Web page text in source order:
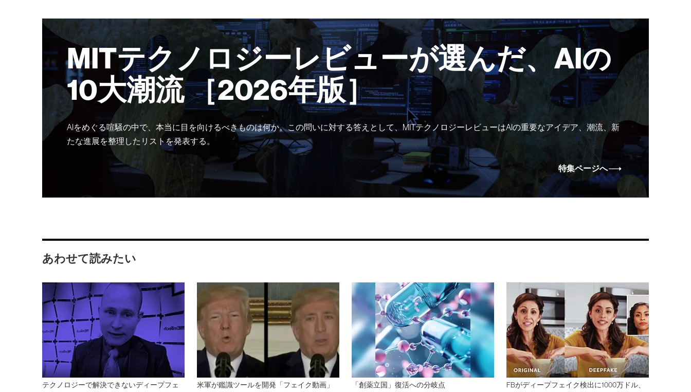
MITテクノロジーレビューが選んだ、AIの
10大潮流 ［2026年版］
AIをめぐる喧騒の中で、本当に目を向けるべきものは何か。この問いに対する答えとして、MITテクノロジーレビューはAIの重要なアイデア、潮流、新
たな進展を整理したリストを発表する。
特集ページへ
あわせて読みたい
テクノロジーで解決できないディープフェ
米軍が鑑識ツールを開発「フェイク動画」
「創薬立国」復活への分岐点
FBがディープフェイク検出に1000万ドル、